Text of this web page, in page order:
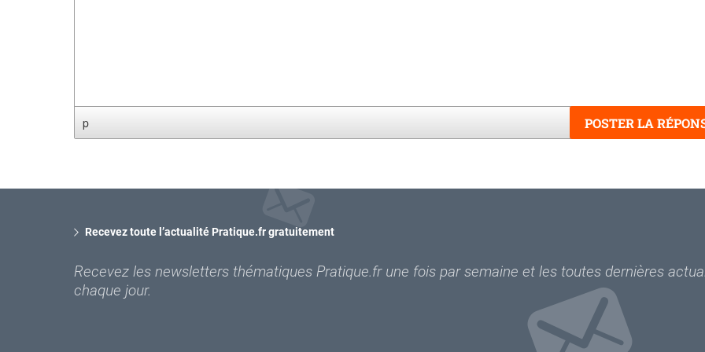
p POSTER LA
Recevez toute l’actualité Pratique.fr gratuitement
Recevez les newsletters thématiques Pratique.fr une fois par semaine et les toutes dernières
chaque jour.